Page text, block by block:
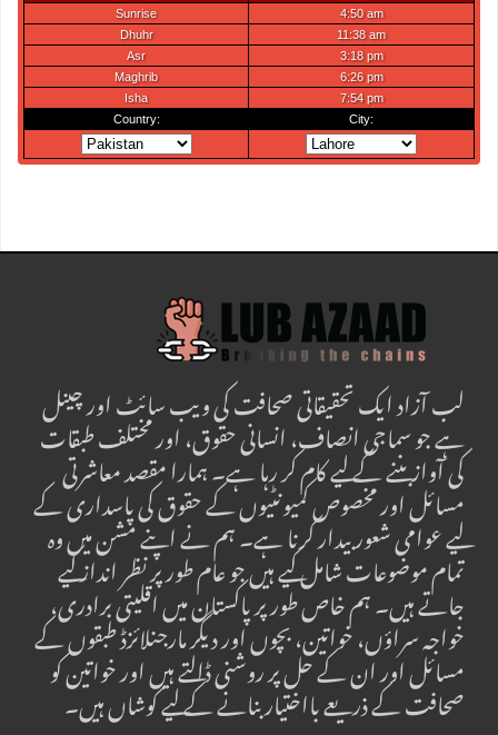
لب آزاد ایک تحقیقاتی صحافت کی ویب سائٹ اور چینل
ہے جو سماجی انصاف، انسانی حقوق، اور مختلف طبقات
کی آواز بننے کے لیے کام کر رہا ہے۔ ہمارا مقصد معاشرتی
مسائل اور مخصوص کمیونٹیوں کے حقوق کی پاسداری کے
لیے عوامی شعور بیدار کرنا ہے۔ ہم نے اپنے مشن میں وہ
تمام موضوعات شامل کیے ہیں جو عام طور پر نظر انداز کیے
جاتے ہیں۔ ہم خاص طور پر پاکستان میں اقلیتی برادری،
خواجہ سراؤں، خواتین، بچوں اور دیگر مارجنلائزڈ طبقوں کے
مسائل اور ان کے حل پر روشنی ڈالتے ہیں اور خواتین کو
صحافت کے ذریعے بااختیار بنانے کے لیے کوشاں ہیں۔